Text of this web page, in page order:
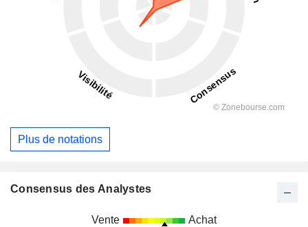
Plus de notations
Consensus des Analystes
Vente Achat